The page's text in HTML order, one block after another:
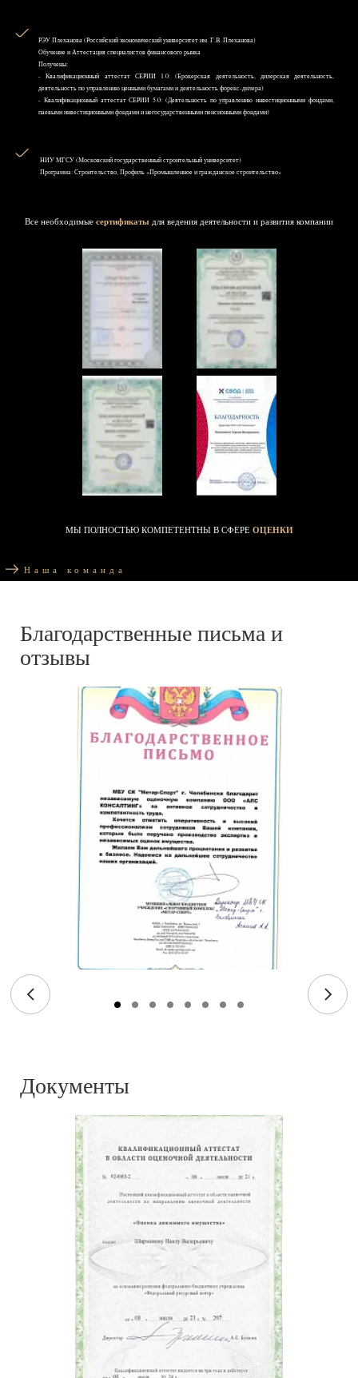
РЭУ Плеханова (Российский экономический университет им. Г.В. Плеханова)
Обучение и Аттестация специалистов финансового рынка
Получены:
- Квалификационный аттестат СЕРИИ 1.0: (Брокерская деятельность, дилерская деятельность,
деятельность по управлению ценными бумагами и деятельность форекс-дилера)
- Квалификационный аттестат СЕРИИ 5.0: (Деятельность по управлению инвестиционными фондами,
паевыми инвестиционными фондами и негосударственными пенсионными фондами)
НИУ MГСУ (Московский государственный строительный университет)
Программа: Строительство, Профиль «Промышленное и гражданское строительство»
Все необходимые сертификаты для ведения деятельности и развития компании
МЫ ПОЛНОСТЬЮ КОМПЕТЕНТНЫ В СФЕРЕ ОЦЕНКИ
Наша команда
Благодарственные письма и
отзывы
Документы